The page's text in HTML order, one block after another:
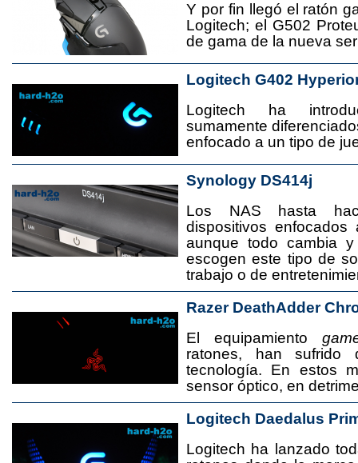
Y por fin llegó el ratón
Logitech; el G502
de gama de la nueva
Logitech G402
Logitech ha
sumamente
enfocado a un tipo de
Synology DS414j
Los NAS hasta
dispositivos
aunque todo cambia
escogen este tipo de
trabajo o de
Razer DeathAdder
El equipamiento
ratones, han sufrido
tecnología. En estos
sensor óptico, en
Logitech Daedalus
Logitech ha lanzado